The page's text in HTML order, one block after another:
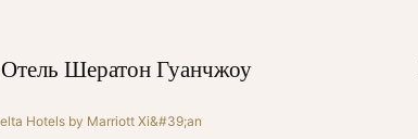
Отель Шератон Гуанчжоу